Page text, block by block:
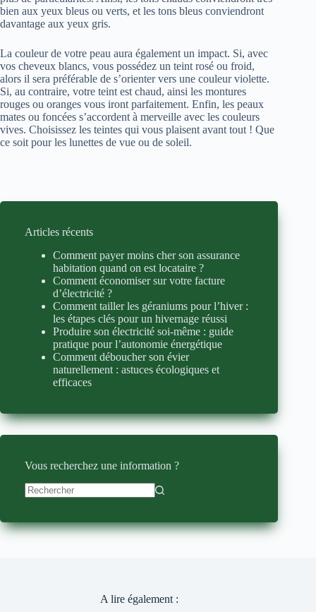
bien aux yeux bleus ou verts, et les tons bleus conviendront
davantage aux yeux gris.
La couleur de votre peau aura également un impact. Si, avec
vos cheveux blancs, vous possédez un teint rosé ou froid,
alors il sera préférable de s’orienter vers une couleur violette.
Si, au contraire, votre teint est chaud, ainsi les montures
rouges ou oranges vous iront parfaitement. Enfin, les peaux
mates ou foncées s’accordent à merveille avec les couleurs
vives. Choisissez les teintes qui vous plaisent avant tout ! Que
ce soit pour les lunettes de vue ou de soleil.
Articles récents
Comment payer moins cher son assurance
habitation quand on est locataire ?
Comment économiser sur votre facture
d’électricité ?
Comment tailler les géraniums pour l’hiver :
les étapes clés pour un hivernage réussi
Produire son électricité soi-même : guide
pratique pour l’autonomie énergétique
Comment déboucher son évier
naturellement : astuces écologiques et
efficaces
Vous recherchez une information ?
A lire également :